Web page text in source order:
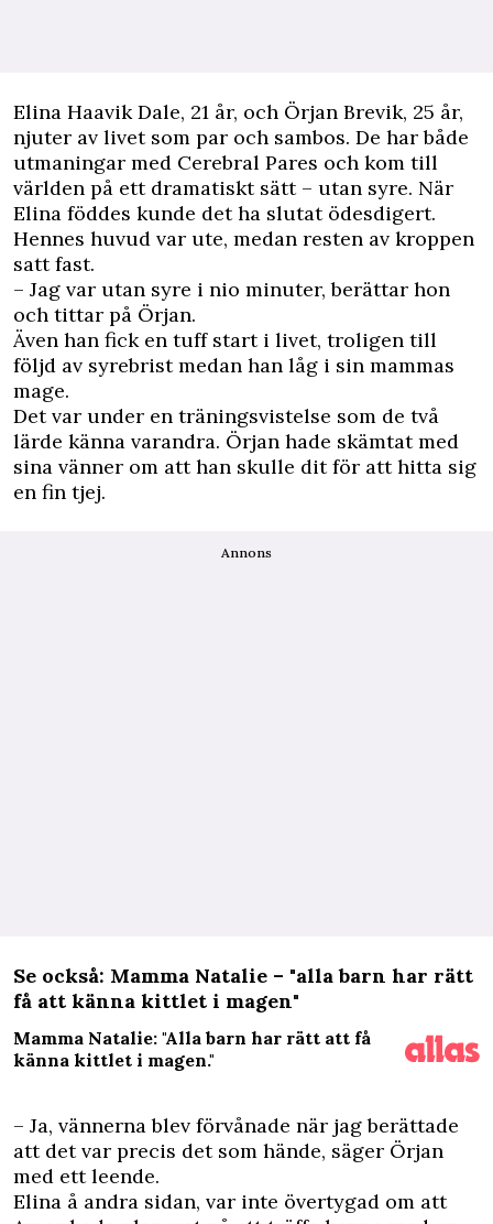
Elina Haavik Dale, 21 år, och Örjan Brevik, 25 år,
njuter av livet som par och sambos. De har både
utmaningar med Cerebral Pares och kom till
världen på ett dramatiskt sätt – utan syre. När
Elina föddes kunde det ha slutat ödesdigert.
Hennes huvud var ute, medan resten av kroppen
satt fast.
– Jag var utan syre i nio minuter, berättar hon
och tittar på Örjan.
Även han fick en tuff start i livet, troligen till
följd av syrebrist medan han låg i sin mammas
mage.
Det var under en träningsvistelse som de två
lärde känna varandra. Örjan hade skämtat med
sina vänner om att han skulle dit för att hitta sig
en fin tjej.
Annons
Se också: Mamma Natalie – "alla barn har rätt
få att känna kittlet i magen"
Mamma Natalie: "Alla barn har rätt att få
känna kittlet i magen."
– Ja, vännerna blev förvånade när jag berättade
att det var precis det som hände, säger Örjan
med ett leende.
Elina å andra sidan, var inte övertygad om att